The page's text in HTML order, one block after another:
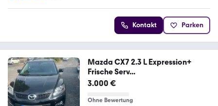
Kontakt Parken
Mazda CX7 2.3 L Expression+
Frische Serv...
3.000 €
Ohne Bewertung